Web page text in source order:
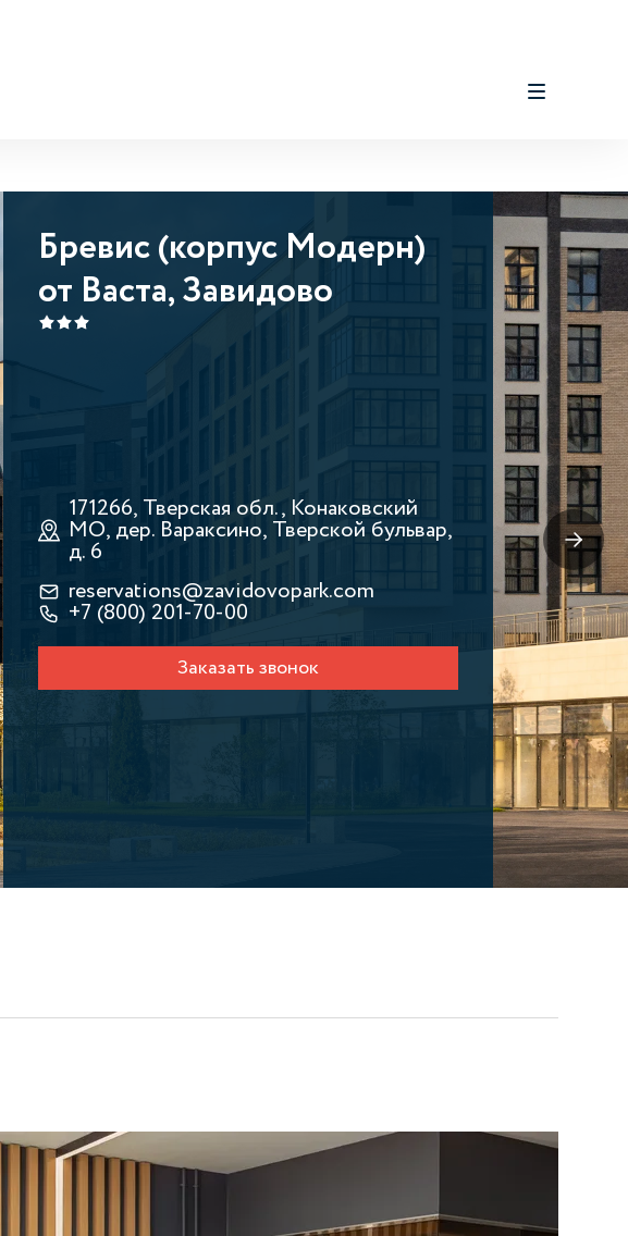
Бревис (корпус Модерн)
от Васта, Завидово
171266, Тверская обл., Конаковский
МО, дер. Вараксино, Тверской бульвар,
д. 6
reservations@zavidovopark.com
+7 (800) 201-70-00
Заказать звонок